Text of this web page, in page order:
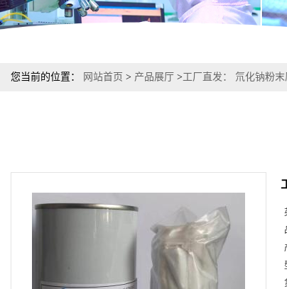
您当前的位置： 网站首页 > 产品展厅 >工厂直发： 氘化钠粉